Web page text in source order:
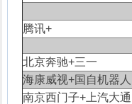
腾讯+
北京奔驰+三一
海康威视+国自机器人
南京西门子+上汽大通